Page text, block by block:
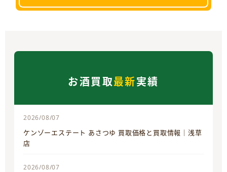
お酒買取最新実績
2026/08/07
ケンゾーエステート あさつゆ 買取価格と買取情報｜浅草
店
2026/08/07